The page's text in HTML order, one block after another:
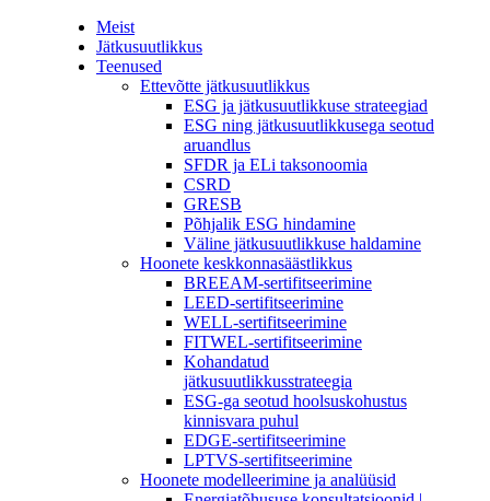
Meist
Jätkusuutlikkus
Teenused
Ettevõtte jätkusuutlikkus
ESG ja jätkusuutlikkuse strateegiad
ESG ning jätkusuutlikkusega seotud
aruandlus
SFDR ja ELi taksonoomia
CSRD
GRESB
Põhjalik ESG hindamine
Väline jätkusuutlikkuse haldamine
Hoonete keskkonnasäästlikkus
BREEAM-sertifitseerimine
LEED-sertifitseerimine
WELL-sertifitseerimine
FITWEL-sertifitseerimine
Kohandatud
jätkusuutlikkusstrateegia
ESG-ga seotud hoolsuskohustus
kinnisvara puhul
EDGE-sertifitseerimine
LPTVS-sertifitseerimine
Hoonete modelleerimine ja analüüsid